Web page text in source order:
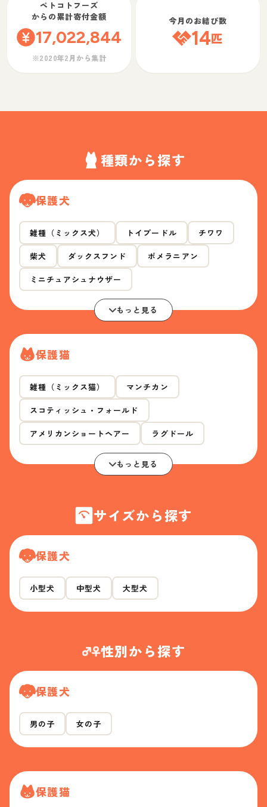
ペトコトフーズ
からの累計寄付金額
17,022,844
※2020年2月から集計
今月のお結び数
14匹
種類から探す
保護犬
雑種（ミックス犬） トイプードル チワワ
柴犬 ダックスフンド ポメラニアン
ミニチュアシュナウザー
もっと見る
保護猫
雑種（ミックス猫） マンチカン
スコティッシュ・フォールド
アメリカンショートヘアー ラグドール
もっと見る
サイズから探す
保護犬
小型犬 中型犬 大型犬
性別から探す
保護犬
男の子 女の子
保護猫